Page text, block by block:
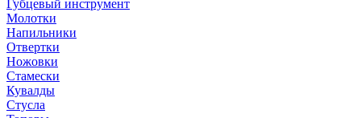
Губцевый инструмент
Молотки
Напильники
Отвертки
Ножовки
Стамески
Кувалды
Стусла